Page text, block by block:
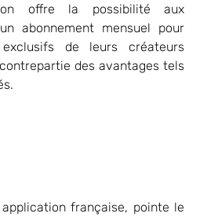
offre la possibilité aux
abonnement mensuel pour
de leurs créateurs
des avantages tels
française, pointe le